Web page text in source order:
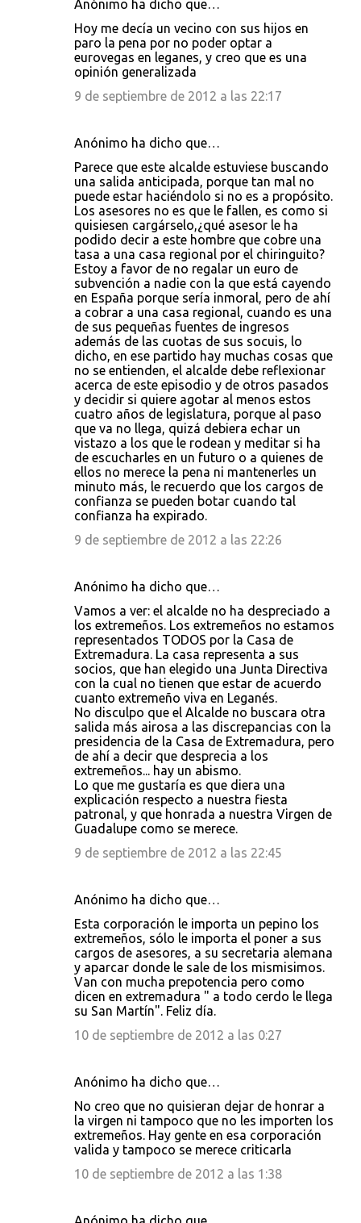
Anónimo ha dicho que…
Hoy me decía un vecino con sus hijos en
paro la pena por no poder optar a
eurovegas en leganes, y creo que es una
opinión generalizada
9 de septiembre de 2012 a las 22:17
Anónimo ha dicho que…
Parece que este alcalde estuviese buscando
una salida anticipada, porque tan mal no
puede estar haciéndolo si no es a propósito.
Los asesores no es que le fallen, es como si
quisiesen cargárselo,¿qué asesor le ha
podido decir a este hombre que cobre una
tasa a una casa regional por el chiringuito?
Estoy a favor de no regalar un euro de
subvención a nadie con la que está cayendo
en España porque sería inmoral, pero de ahí
a cobrar a una casa regional, cuando es una
de sus pequeñas fuentes de ingresos
además de las cuotas de sus socuis, lo
dicho, en ese partido hay muchas cosas que
no se entienden, el alcalde debe reflexionar
acerca de este episodio y de otros pasados
y decidir si quiere agotar al menos estos
cuatro años de legislatura, porque al paso
que va no llega, quizá debiera echar un
vistazo a los que le rodean y meditar si ha
de escucharles en un futuro o a quienes de
ellos no merece la pena ni mantenerles un
minuto más, le recuerdo que los cargos de
confianza se pueden botar cuando tal
confianza ha expirado.
9 de septiembre de 2012 a las 22:26
Anónimo ha dicho que…
Vamos a ver: el alcalde no ha despreciado a
los extremeños. Los extremeños no estamos
representados TODOS por la Casa de
Extremadura. La casa representa a sus
socios, que han elegido una Junta Directiva
con la cual no tienen que estar de acuerdo
cuanto extremeño viva en Leganés.
No disculpo que el Alcalde no buscara otra
salida más airosa a las discrepancias con la
presidencia de la Casa de Extremadura, pero
de ahí a decir que desprecia a los
extremeños... hay un abismo.
Lo que me gustaría es que diera una
explicación respecto a nuestra fiesta
patronal, y que honrada a nuestra Virgen de
Guadalupe como se merece.
9 de septiembre de 2012 a las 22:45
Anónimo ha dicho que…
Esta corporación le importa un pepino los
extremeños, sólo le importa el poner a sus
cargos de asesores, a su secretaria alemana
y aparcar donde le sale de los mismisimos.
Van con mucha prepotencia pero como
dicen en extremadura " a todo cerdo le llega
su San Martín". Feliz día.
10 de septiembre de 2012 a las 0:27
Anónimo ha dicho que…
No creo que no quisieran dejar de honrar a
la virgen ni tampoco que no les importen los
extremeños. Hay gente en esa corporación
valida y tampoco se merece criticarla
10 de septiembre de 2012 a las 1:38